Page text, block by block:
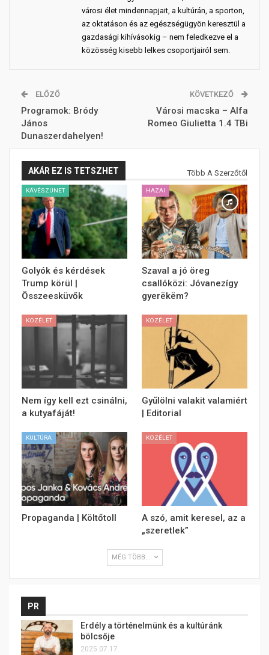
városi élet mindennapjait, a kultúrán, a sporton,
az oktatáson és az egészségügyön keresztül a
gazdasági kihívásokig – nem feledkezve el a
közösség kisebb lelkes csoportjairól sem.
ELŐZŐ
Programok: Bródy
János
Dunaszerdahelyen!
KÖVETKEZŐ
Városi macska – Alfa
Romeo Giulietta 1.4 TBi
AKÁR EZ IS TETSZHET Több A Szerzőtől
KÁVÉSZÜNET
Golyók és kérdések
Trump körül |
Összeesküvők
HAZAI
Szaval a jó öreg
csallóközi: Jóvanezígy
gyerëkëm?
KÖZÉLET
Nem így kell ezt csinálni,
a kutyafáját!
KÖZÉLET
Gyűlölni valakit valamiért
| Editorial
KULTÚRA
Propaganda | Költőtoll
KÖZÉLET
A szó, amit keresel, az a
„szeretlek”
MÉG TÖBB...
PR
Erdély a történelmünk és a kultúránk
bölcsője
2025.07.17.